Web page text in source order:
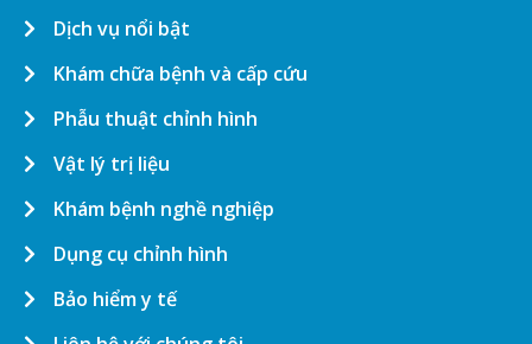
Dịch vụ nổi bật
Khám chữa bệnh và cấp cứu
Phẫu thuật chỉnh hình
Vật lý trị liệu
Khám bệnh nghề nghiệp
Dụng cụ chỉnh hình
Bảo hiểm y tế